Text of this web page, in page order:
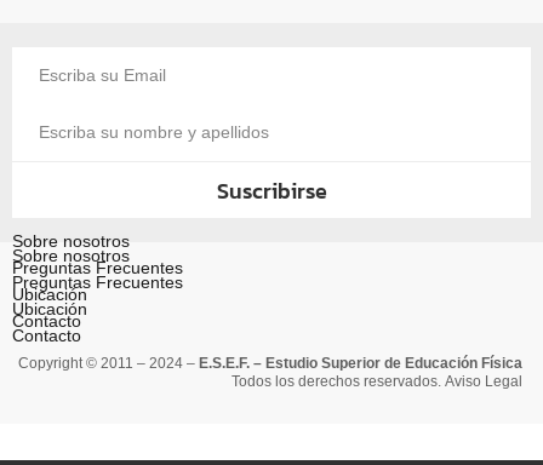
Suscribirse
Sobre nosotros
Preguntas Frecuentes
Ubicación
Contacto
Sobre nosotros
Preguntas Frecuentes
Ubicación
Contacto
Copyright © 2011 – 2024 – E.S.E.F. – Estudio Superior de Educación Física
Todos los derechos reservados. Aviso Legal